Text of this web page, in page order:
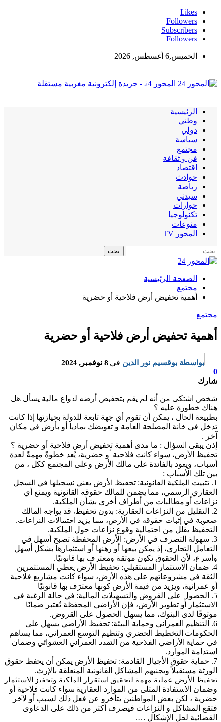
Likes
Followers
Subscribers
Followers
الخميس,6 أغسطس, 2026
المحور 24 - جريدة إلكترونية مغربية مستقلة
الرئيسية
وطني
دولي
سياسة
مجتمع
فن و ثقافة
اقتصاد
حوادث
رياضة
سيدتي
حوارات
تكنولوجيا
منوعات
المحور TV
الصفحة الرئيسية
مجتمع
أهمية تحفيض أرض فلاحية أو حضرية
مجتمع
أهمية تحفيض أرض فلاحية أو حضرية
بواسطة بوقسيم نور الدين في 8 نوفمبر, 2024
0
شارك
شخص اشتكى من أنه لم يقم بتحفيض أرضه لدواع مالية يسأل هل
هناك خطورة عليه ؟
بطبيعة الحال ، يمكن أن تقوم أي جهة تابعة للدولة بحيازتها إذا كانت
تدخل في خانة المصلحة العامة و تعويضك بماديا أو بأرض في مكان
آخر .
إذن يبقى السؤال : ما مدى أهمية تحفيض أرض فلاحية أو حضرية ؟
تحفيظ الأرض، سواء كانت فلاحية أو حضرية، يُعد خطوةً مهمةً لعدة
أسباب، ويعود بالفائدة على مالك الأرض وعلى المجتمع ككل ، من
بين تلك الأسباب :
1. تثبيت الملكية القانونية: تحفيظ الأرض يعني تسجيلها في السجل
العقاري الرسمي، مما يضمن للمالك حقوقه القانونية ويمنع أي
نزاعات أو مطالبات من أطراف أخرى بشأن الملكية.
2. التقليل من النزاعات العقارية: بدون تحفيظ، قد يواجه المالك
صعوبة في إثبات حقوقه في الأرض، مما يزيد احتمالات النزاعات.
التحفيظ يقلل من احتمالية وقوع نزاعات حول الملكية.
3. سهولة التصرف في الأرض: الأرض المحفظة تصبح أسهل في
التعامل التجاري، إذ يمكن بيعها أو رهنها أو استثمارها بشكل أسهل
وأسرع، لأن الحقوق تكون موثقة ومعترف بها قانونيًا.
4. ضمان الاستثمار المستقبلي: تحفيظ الأرض يعطي المستثمرين
الثقة في مشروعاتهم على هذه الأرض، سواء كانت مشاريع فلاحية
أو عمرانية، ويزيد من قيمة الأرض كونها معترَف بها قانونيًا.
5. الحصول على القروض والتسهيلات المالية: في حالة الرغبة في
الاستثمار أو تطوير الأرض، فإن الأراضي المحفظة تُعتبر ضمانًا
موثوقًا لدى البنوك، مما يسهل الحصول على القروض.
6. التنظيم العمراني وحماية البيئة: تحفيظ الأراضي يسهل على
الحكومات التخطيط الحضري وتنظيم التوسع العمراني، مما يساهم
في حماية الأراضي الفلاحية من التمدد العمراني العشوائي وضمان
استدامة الموارد.
7. حماية حقوق الأجيال القادمة: تحفيظ الأرض يمكن أن يحفظ حقوق
الورثة مستقبلاً ويجنبهم المشاكل القانونية المتعلقة بالإرث.
تحفيظ الأرض عملية مهمة لتحقيق استقرار الملكية وتحفيز الاستثمار
وضمان الاستفادة المثلى من الموارد العقارية سواء كانت فلاحية أو
حضرية ، لكن بعض المواطنين يتأخرو عن فعل ذلك لسبب أو لآخر
فتقع المشاكل و النزاعات فيصرف أكثر من ذلك على الدعاوى
القضائية لحل الإشكال ….